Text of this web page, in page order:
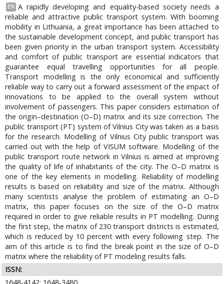
EN
A rapidly developing and equality-based society needs a
reliable and attractive public transport system. With booming
mobility in Lithuania, a great importance has been attached to
the sustainable development concept, and public transport has
been given priority in the urban transport system. Accessibility
and comfort of public transport are essential indicators that
guarantee equal travelling opportunities for all people.
Transport modelling is the only economical and sufficiently
reliable way to carry out a forward assessment of the impact of
innovations to be applied to the overall system without
involvement of passengers. This paper considers estimation of
the origin–destination (O–D) matrix and its size correction. The
public transport (PT) system of Vilnius City was taken as a basis
for the research. Modelling of Vilnius City public transport was
carried out with the help of VISUM software. Modelling of the
public transport route network in Vilnius is aimed at improving
the quality of life of inhabitants of the city. The O–D matrix is
one of the key elements in modelling. Reliability of modelling
results is based on reliability and size of the matrix. Although
many scientists analyse the problem of estimating an O–D
matrix, this paper focuses on the size of the O–D matrix
required in order to give reliable results in PT modelling. During
the first step, the matrix of 230 transport districts is estimated,
which is reduced by 10 percent with every following step. The
aim of this article is to find the break point in the size of O–D
matrix where the reliability of PT modeling results falls.
ISSN: